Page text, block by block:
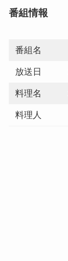
番組情報
番組名
放送日
料理名
料理人